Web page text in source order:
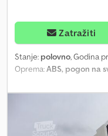
Zatražiti
Stanje: polovno, Godina
Oprema:ABS, pogon na
slike! Sve informacije bez
Bacherstr. 1 Csdewm